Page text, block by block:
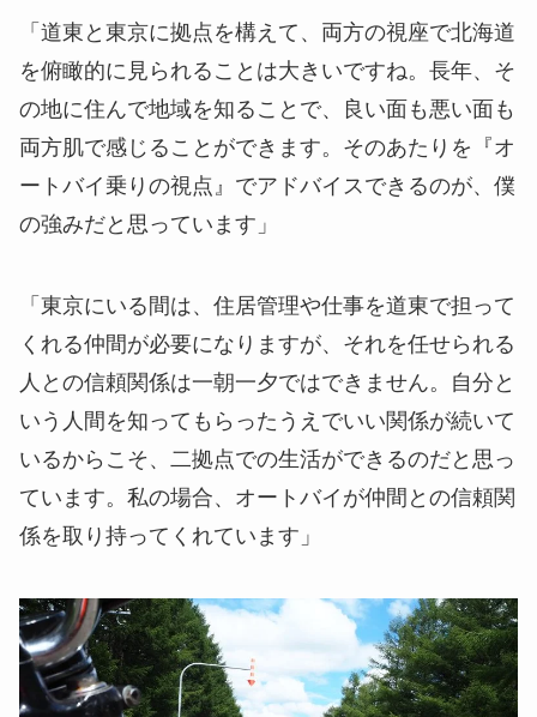
「道東と東京に拠点を構えて、両方の視座で北海道
を俯瞰的に見られることは大きいですね。長年、そ
の地に住んで地域を知ることで、良い面も悪い面も
両方肌で感じることができます。そのあたりを『オ
ートバイ乗りの視点』でアドバイスできるのが、僕
の強みだと思っています」
「東京にいる間は、住居管理や仕事を道東で担って
くれる仲間が必要になりますが、それを任せられる
人との信頼関係は一朝一夕ではできません。自分と
いう人間を知ってもらったうえでいい関係が続いて
いるからこそ、二拠点での生活ができるのだと思っ
ています。私の場合、オートバイが仲間との信頼関
係を取り持ってくれています」